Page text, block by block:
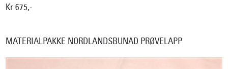
Kr 675,-
MATERIALPAKKE NORDLANDSBUNAD PRØVELAPP